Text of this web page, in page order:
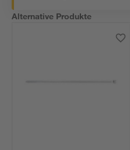
Alternative Produkte